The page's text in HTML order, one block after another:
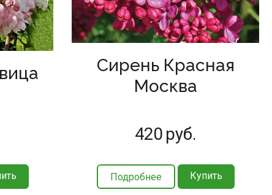
Сирень Красная
Москва
420 руб.
Подробнее Купить